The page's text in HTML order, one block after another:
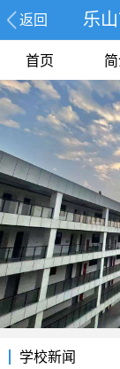
返回 乐
首页
学校新闻